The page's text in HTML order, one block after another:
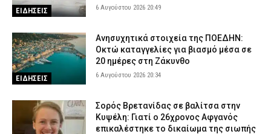
ΕΙΔΗΣΕΙΣ 6 Αυγούστου 2026 20:49
ΕΙΔΗΣΕΙΣ
Ανησυχητικά στοιχεία της ΠΟΕΔΗΝ:
Οκτώ καταγγελίες για βιασμό μέσα σε
20 ημέρες στη Ζάκυνθο
6 Αυγούστου 2026 20:34
Σορός Βρετανίδας σε βαλίτσα στην
Κυψέλη: Γιατί ο 26χρονος Αφγανός
επικαλέστηκε το δικαίωμα της σιωπής